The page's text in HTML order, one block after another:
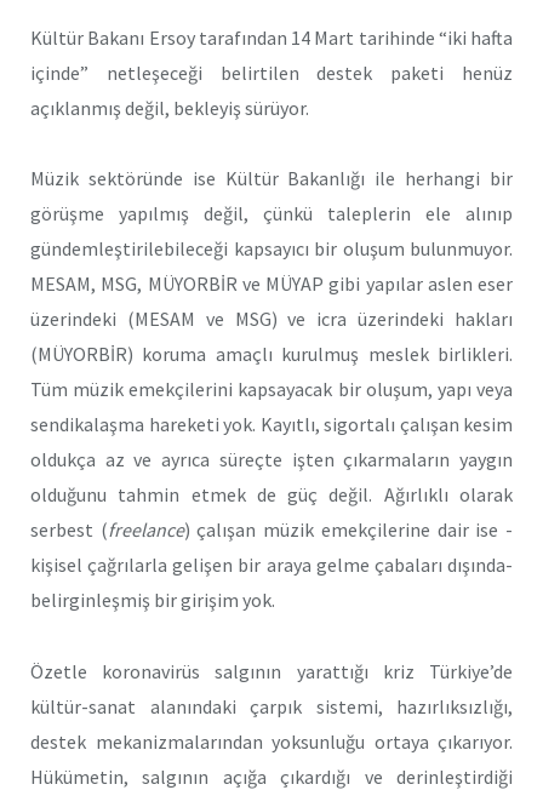
Kültür Bakanı Ersoy tarafından 14 Mart tarihinde “iki hafta
içinde” netleşeceği belirtilen destek paketi henüz
açıklanmış değil, bekleyiş sürüyor.
Müzik sektöründe ise Kültür Bakanlığı ile herhangi bir
görüşme yapılmış değil, çünkü taleplerin ele alınıp
gündemleştirilebileceği kapsayıcı bir oluşum bulunmuyor.
MESAM, MSG, MÜYORBİR ve MÜYAP gibi yapılar aslen eser
üzerindeki (MESAM ve MSG) ve icra üzerindeki hakları
(MÜYORBİR) koruma amaçlı kurulmuş meslek birlikleri.
Tüm müzik emekçilerini kapsayacak bir oluşum, yapı veya
sendikalaşma hareketi yok. Kayıtlı, sigortalı çalışan kesim
oldukça az ve ayrıca süreçte işten çıkarmaların yaygın
olduğunu tahmin etmek de güç değil. Ağırlıklı olarak
serbest (freelance) çalışan müzik emekçilerine dair ise -
kişisel çağrılarla gelişen bir araya gelme çabaları dışında-
belirginleşmiş bir girişim yok.
Özetle koronavirüs salgının yarattığı kriz Türkiye’de
kültür-sanat alanındaki çarpık sistemi, hazırlıksızlığı,
destek mekanizmalarından yoksunluğu ortaya çıkarıyor.
Hükümetin, salgının açığa çıkardığı ve derinleştirdiği